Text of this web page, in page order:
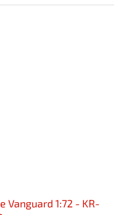
Vanguard 1:72 - KR-